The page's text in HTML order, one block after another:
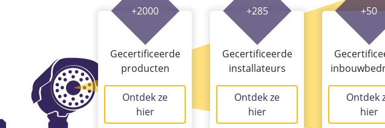
+2000
Gecertificeerde
producten
Ontdek ze
hier
+285
Gecertificeerde
installateurs
Ontdek ze
hier
+50
Ontdek
hier